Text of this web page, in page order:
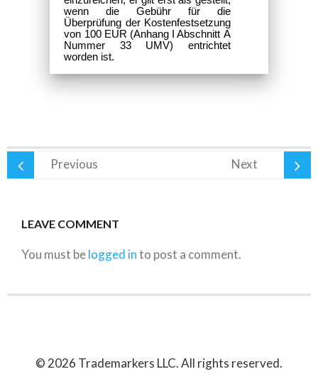
wenn die Gebühr für die
Überprüfung der Kostenfestsetzung
von 100 EUR (Anhang I Abschnitt A
Nummer 33 UMV) entrichtet
worden ist.
Previous Next
LEAVE COMMENT
You must belogged into post a comment.
© 2026 Trademarkers LLC. All rights reserved.